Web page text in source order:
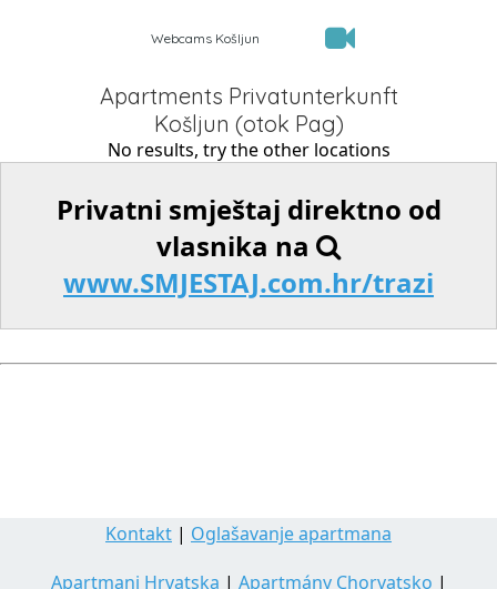
Webcams Košljun
Apartments Privatunterkunft
Košljun (otok Pag)
No results, try the other locations
Privatni smještaj direktno od
vlasnika na
www.SMJESTAJ.com.hr/trazi
Kontakt | Oglašavanje apartmana
Apartmani Hrvatska | Apartmány Chorvatsko |